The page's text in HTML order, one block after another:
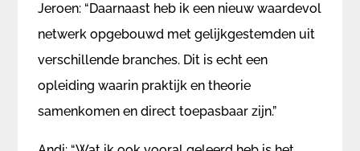
Jeroen: “Daarnaast heb ik een nieuw waardevol
netwerk opgebouwd met gelijkgestemden uit
verschillende branches. Dit is echt een
opleiding waarin praktijk en theorie
samenkomen en direct toepasbaar zijn.”